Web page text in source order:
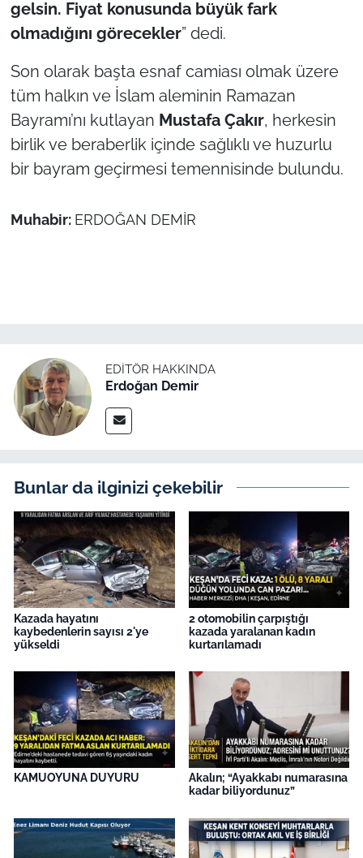
gelsin. Fiyat konusunda büyük fark
olmadığını görecekler” dedi.
Son olarak başta esnaf camiası olmak üzere
tüm halkın ve İslam aleminin Ramazan
Bayramı’nı kutlayan Mustafa Çakır, herkesin
birlik ve beraberlik içinde sağlıklı ve huzurlu
bir bayram geçirmesi temennisinde bulundu.
Muhabir: ERDOĞAN DEMİR
EDITÖR HAKKINDA
Erdoğan Demir
Bunlar da ilginizi çekebilir
Kazada hayatını
kaybedenlerin sayısı 2'ye
yükseldi
2 otomobilin çarpıştığı
kazada yaralanan kadın
kurtarılamadı
KAMUOYUNA DUYURU
Akalın; “Ayakkabı numarasına
kadar biliyordunuz”